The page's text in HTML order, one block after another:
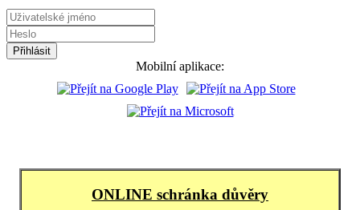
Mobilní aplikace:
ONLINE schránka důvěry